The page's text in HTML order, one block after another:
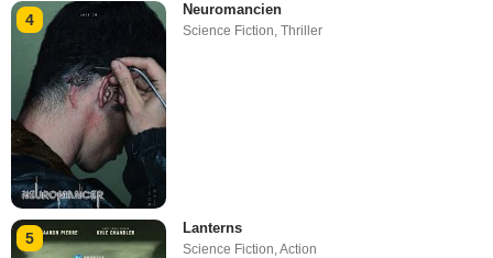
4
Neuromancien
Science Fiction,Thriller
5
Lanterns
Science Fiction ,Action